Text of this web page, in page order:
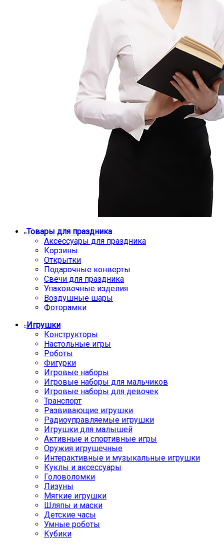
Товары для праздника
Аксессуары для праздника
Корзины
Открытки
Подарочные конверты
Свечи для праздника
Упаковочные изделия
Воздушные шары
Фоторамки
Игрушки
Конструкторы
Настольные игры
Роботы
Фигурки
Игровые наборы
Игровые наборы для мальчиков
Игровые наборы для девочек
Транспорт
Развивающие игрушки
Радиоуправляемые игрушки
Игрушки для малышей
Активные и спортивные игры
Оружия игрушечные
Интерактивные и музыкальные игрушки
Куклы и аксессуары
Головоломки
Лизуны
Мягкие игрушки
Шляпы и маски
Детские часы
Умные роботы
Кубики